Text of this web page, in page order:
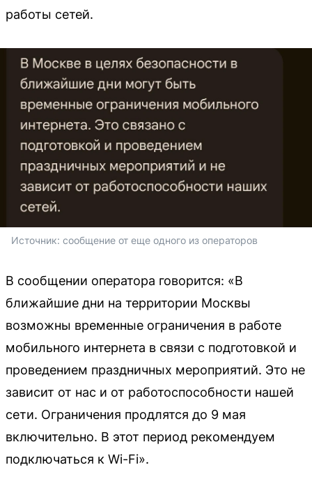
работы сетей.
Источник: сообщение от еще одного из операторов
В сообщении оператора говорится: «В
ближайшие дни на территории Москвы
возможны временные ограничения в работе
мобильного интернета в связи с подготовкой и
проведением праздничных мероприятий. Это не
зависит от нас и от работоспособности нашей
сети. Ограничения продлятся до 9 мая
включительно. В этот период рекомендуем
подключаться к Wi-Fi».